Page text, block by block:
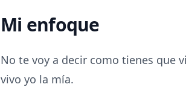
Mi enfoque
No te voy a decir como tienes que
vivo yo la mía.